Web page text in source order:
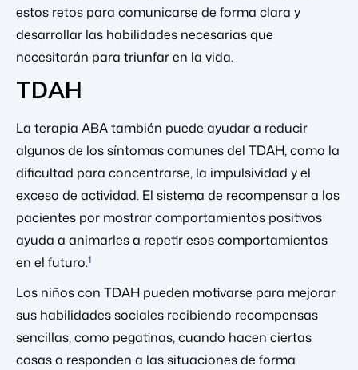
estos retos para comunicarse de forma clara y
desarrollar las habilidades necesarias que
necesitarán para triunfar en la vida.
TDAH
La terapia ABA también puede ayudar a reducir
algunos de los síntomas comunes del TDAH, como la
dificultad para concentrarse, la impulsividad y el
exceso de actividad. El sistema de recompensar a los
pacientes por mostrar comportamientos positivos
ayuda a animarles a repetir esos comportamientos
en el futuro.1
Los niños con TDAH pueden motivarse para mejorar
sus habilidades sociales recibiendo recompensas
sencillas, como pegatinas, cuando hacen ciertas
cosas o responden a las situaciones de forma